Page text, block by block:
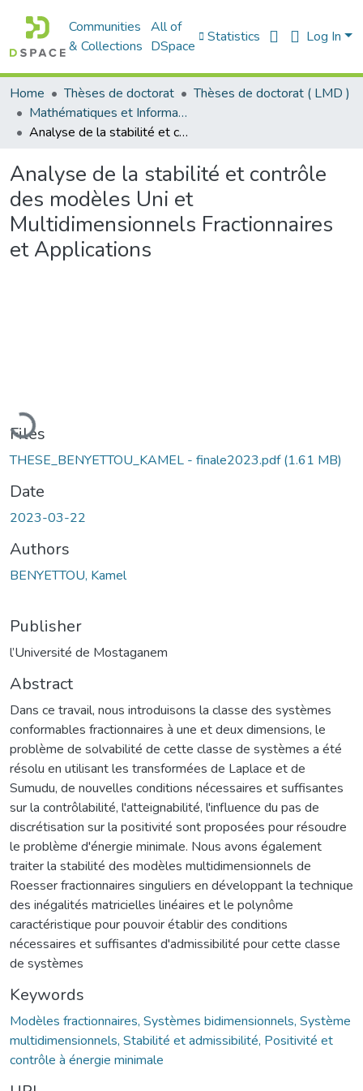
Communities
& Collections
All of
DSpace
Statistics Log In
Home Thèses de doctorat
Thèses de doctorat ( LMD )
Mathématiques et Informatique - رياضيات والاعلام الآلي
Analyse de la stabilité et contrôle des modèles Uni et Multidimensionnels Fractionnaires et Applications
Analyse de la stabilité et contrôle
des modèles Uni et
Multidimensionnels Fractionnaires
et Applications
Loading...
Files
THESE_BENYETTOU_KAMEL - finale2023.pdf(1.61 MB)
Date
2023-03-22
Authors
BENYETTOU, Kamel
Publisher
l’Université de Mostaganem
Abstract
Dans ce travail, nous introduisons la classe des systèmes
conformables fractionnaires à une et deux dimensions, le
problème de solvabilité de cette classe de systèmes a été
résolu en utilisant les transformées de Laplace et de
Sumudu, de nouvelles conditions nécessaires et suffisantes
sur la contrôlabilité, l'atteignabilité, l'influence du pas de
discrétisation sur la positivité sont proposées pour résoudre
le problème d'énergie minimale. Nous avons également
traiter la stabilité des modèles multidimensionnels de
Roesser fractionnaires singuliers en développant la technique
des inégalités matricielles linéaires et le polynôme
caractéristique pour pouvoir établir des conditions
nécessaires et suffisantes d'admissibilité pour cette classe
de systèmes
Keywords
Modèles fractionnaires, Systèmes bidimensionnels, Système
multidimensionnels, Stabilité et admissibilité, Positivité et
contrôle à énergie minimale